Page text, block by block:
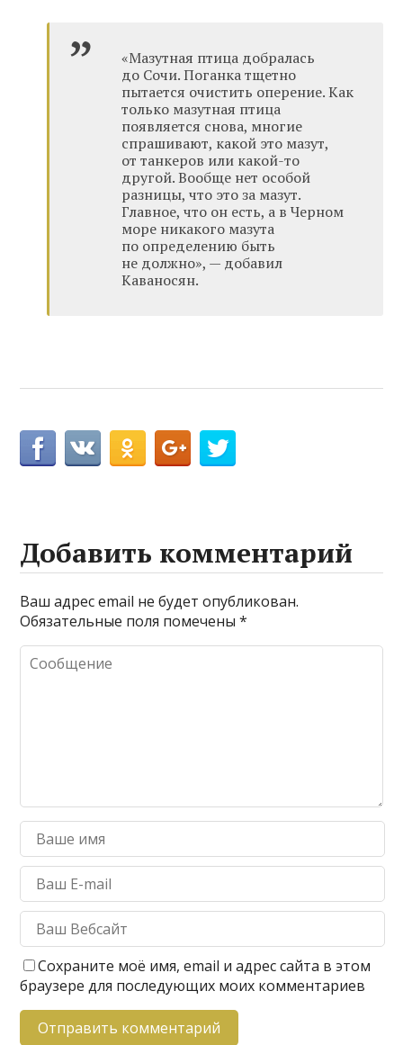
«Мазутная птица добралась
до Сочи. Поганка тщетно
пытается очистить оперение. Как
только мазутная птица
появляется снова, многие
спрашивают, какой это мазут,
от танкеров или какой-то
другой. Вообще нет особой
разницы, что это за мазут.
Главное, что он есть, а в Черном
море никакого мазута
по определению быть
не должно», — добавил
Каваносян.
Добавить комментарий
Ваш адрес email не будет опубликован.
Обязательные поля помечены*
Сохраните моё имя, email и адрес сайта в этом
браузере для последующих моих комментариев